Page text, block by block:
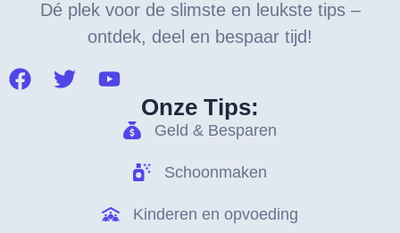
Dé plek voor de slimste en leukste tips –
ontdek, deel en bespaar tijd!
Onze Tips:
Geld & Besparen
Schoonmaken
Kinderen en opvoeding